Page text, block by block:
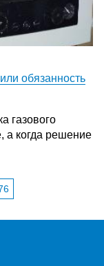
обязанность
газового
а когда решение